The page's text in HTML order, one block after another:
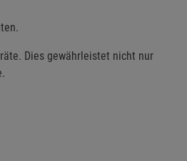
Dies gewährleistet nicht nur